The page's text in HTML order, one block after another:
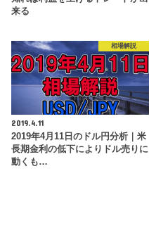
来る
相場解説
2019.4.11
2019年4月11日のドル円分析｜米
長期金利の低下によりドル売りに
動くも…